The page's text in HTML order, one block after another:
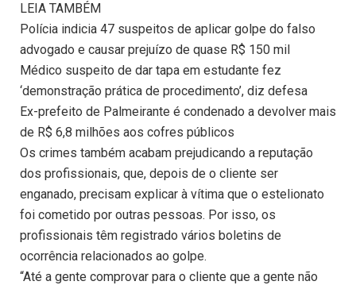
LEIA TAMBÉM
Polícia indicia 47 suspeitos de aplicar golpe do falso
advogado e causar prejuízo de quase R$ 150 mil
Médico suspeito de dar tapa em estudante fez
‘demonstração prática de procedimento’, diz defesa
Ex-prefeito de Palmeirante é condenado a devolver mais
de R$ 6,8 milhões aos cofres públicos
Os crimes também acabam prejudicando a reputação
dos profissionais, que, depois de o cliente ser
enganado, precisam explicar à vítima que o estelionato
foi cometido por outras pessoas. Por isso, os
profissionais têm registrado vários boletins de
ocorrência relacionados ao golpe.
“Até a gente comprovar para o cliente que a gente não